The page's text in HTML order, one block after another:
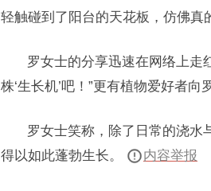
轻触碰到了阳台的天花板，仿佛真
罗女士的分享迅速在网络上走
株‘生长机’吧！”更有植物爱好者
罗女士笑称，除了日常的浇水
得以如此蓬勃生长。
内容举报